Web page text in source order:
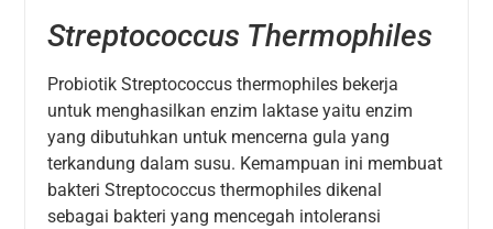
Streptococcus Thermophiles
Probiotik Streptococcus thermophiles bekerja
untuk menghasilkan enzim laktase yaitu enzim
yang dibutuhkan untuk mencerna gula yang
terkandung dalam susu. Kemampuan ini membuat
bakteri Streptococcus thermophiles dikenal
sebagai bakteri yang mencegah intoleransi